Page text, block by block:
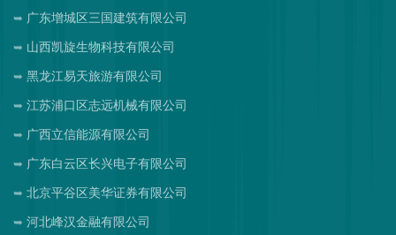
广东增城区三国建筑有限公司
山西凯旋生物科技有限公司
黑龙江易天旅游有限公司
江苏浦口区志远机械有限公司
广西立信能源有限公司
广东白云区长兴电子有限公司
北京平谷区美华证券有限公司
河北峰汉金融有限公司